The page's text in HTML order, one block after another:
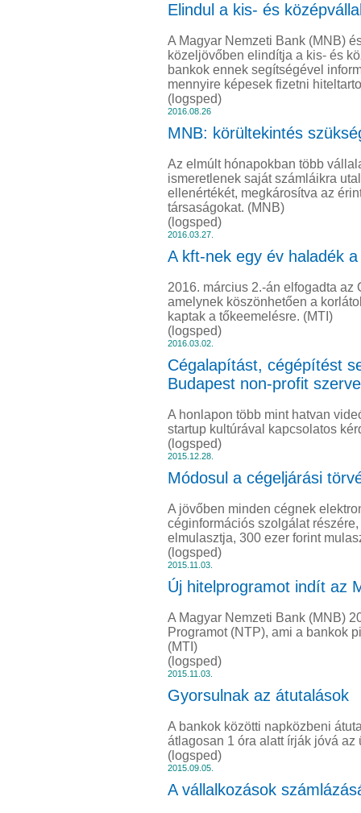
Elindul a kis- és
A Magyar Nemzeti Bank (MNB)
közeljövőben elindítja a kis- és
bankok ennek segítségével
mennyire képesek fizetni
(logsped)
2016.08.26
MNB: körültekintés
Az elmúlt hónapokban több
ismeretlenek saját számláikra
ellenértékét, megkárosítva az
társaságokat. (MNB)
(logsped)
2016.03.27.
A kft-nek egy év haladék
2016. március 2.-án elfogadta az
amelynek köszönhetően a
kaptak a tőkeemelésre. (MTI)
(logsped)
2016.03.02.
Cégalapítást, cégépítést
Budapest non-profit
A honlapon több mint hatvan
startup kultúrával kapcsolatos
(logsped)
2015.12.28.
Módosul a cégeljárási
A jövőben minden cégnek
céginformációs szolgálat
elmulasztja, 300 ezer forint
(logsped)
2015.11.03.
Új hitelprogramot indít az
A Magyar Nemzeti Bank (MNB)
Programot (NTP), ami a bankok
(MTI)
(logsped)
2015.11.03.
Gyorsulnak az átutalások
A bankok közötti napközbeni
átlagosan 1 óra alatt írják jóvá
(logsped)
2015.09.05.
A vállalkozások